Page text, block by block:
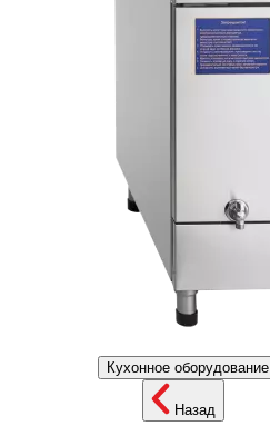
Кухонное оборудование
Назад